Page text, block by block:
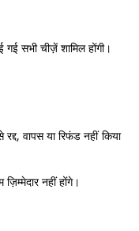
सभी चीज़ें शामिल होंगी।
वापस या रिफंड नहीं किया
नहीं होंगे।